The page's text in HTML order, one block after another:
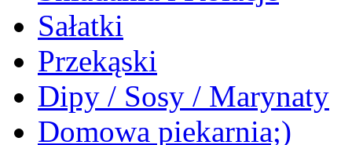
Sałatki
Przekąski
Dipy / Sosy / Marynaty
Domowa piekarnia;)